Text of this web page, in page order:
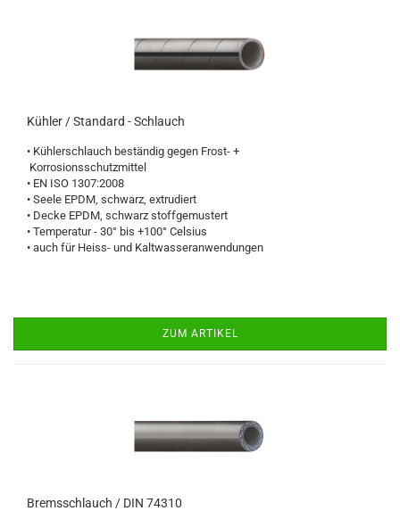
Kühler / Standard - Schlauch
• Kühlerschlauch beständig gegen Frost- +
Korrosionsschutzmittel
• EN ISO 1307:2008
• Seele EPDM, schwarz, extrudiert
• Decke EPDM, schwarz stoffgemustert
• Temperatur - 30° bis +100° Celsius
• auch für Heiss- und Kaltwasseranwendungen
ZUM ARTIKEL
Bremsschlauch / DIN 74310